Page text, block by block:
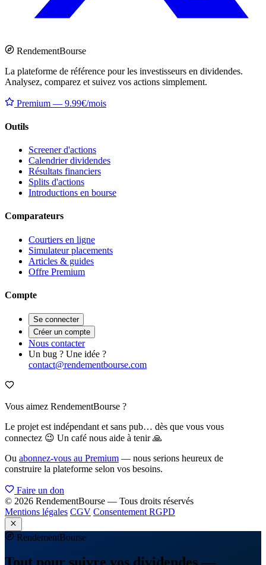
RendementBourse
La plateforme de référence pour les investisseurs en dividendes.
Analysez, comparez et suivez vos actions simplement.
Premium — 9.99€/mois
Outils
Screener d'actions
Calendrier dividendes
Résultats financiers
Splits d'actions
Introductions en bourse
Comparateurs
Courtiers en ligne
Simulateur placements
Articles & guides
Offre Premium
Compte
Se connecter
Créer un compte
Nous contacter
Un bug ? Une idée ?
contact@rendementbourse.com
Vous aimez RendementBourse ?
Le projet est indépendant et sans pub… dès que vous vous
connectez 😉 Un café nous aide à tenir 🙏
Ou abonnez-vous au Premium — nous serions heureux de
construire la plateforme selon vos besoins.
Faire un don
© 2026 RendementBourse — Tous droits réservés
Mentions légales CGV Consentement RGPD
RendementBourse